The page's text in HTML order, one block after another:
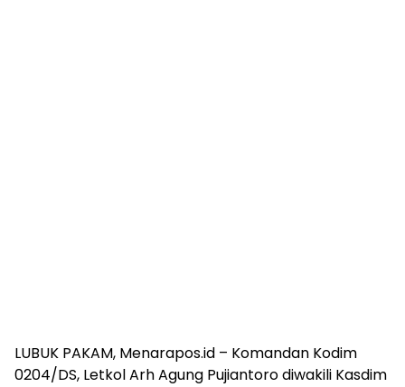
LUBUK PAKAM, Menarapos.id – Komandan Kodim
0204/DS, Letkol Arh Agung Pujiantoro diwakili Kasdim